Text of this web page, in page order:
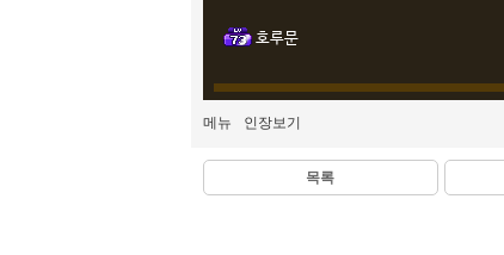
호루문
메뉴 인장보기
목록